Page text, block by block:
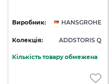
Виробник: HANSGROHE
Колекція: ADDSTORIS Q
Кількість товару обмежена